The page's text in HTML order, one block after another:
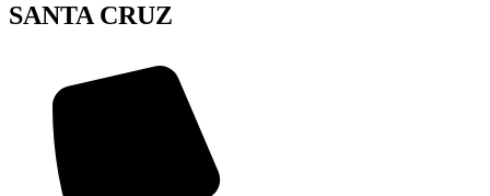
SANTA CRUZ